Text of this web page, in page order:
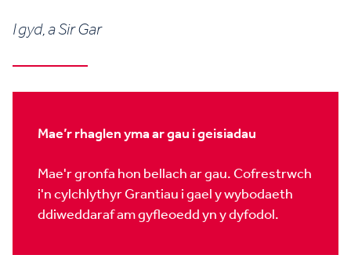
I gyd, a Sir Gar
Mae’r rhaglen yma ar gau i geisiadau
Mae'r gronfa hon bellach ar gau. Cofrestrwch
i'n cylchlythyr Grantiau i gael y wybodaeth
ddiweddaraf am gyfleoedd yn y dyfodol.